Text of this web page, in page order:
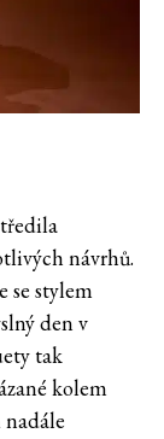
návrhů.
se stylem
den v
tak
kolem
nadále